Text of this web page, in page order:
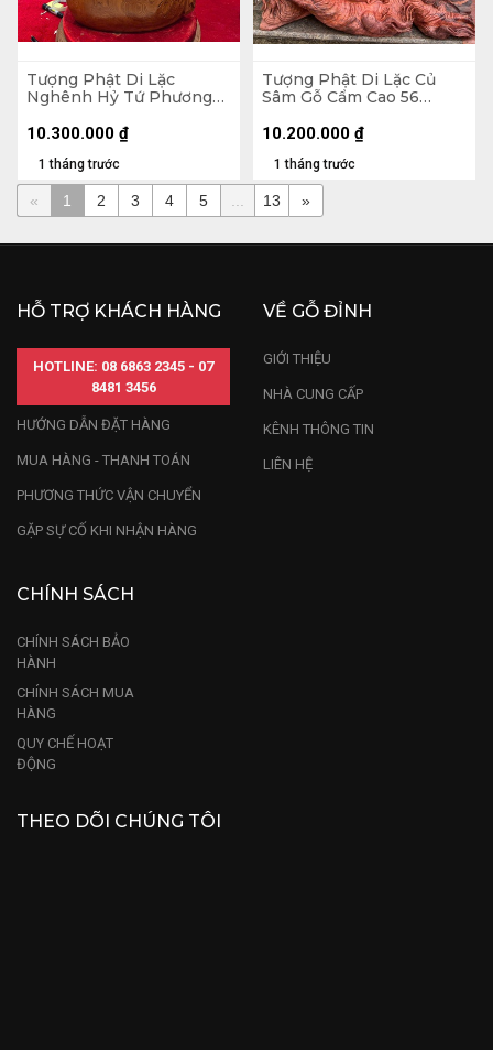
Tượng Phật Di Lặc
Nghênh Hỷ Tứ Phương
Ngang 46 Sâu 23 (cm)
1 tháng trước
10.300.000 ₫
Tượng Phật Di Lặc Củ
Sâm Gỗ Cẩm Cao 56
1 tháng trước
10.200.000 ₫
« 1 2 3 4 5 13 »
HỖ TRỢ KHÁCH HÀNG
HOTLINE: 08 6863 2345 - 07
8481 3456
HƯỚNG DẪN ĐẶT HÀNG
MUA HÀNG - THANH TOÁN
PHƯƠNG THỨC VẬN CHUYỂN
GẶP SỰ CỐ KHI NHẬN HÀNG
VỀ GỖ ĐỈNH
GIỚI THIỆU
NHÀ CUNG CẤP
KÊNH THÔNG TIN
LIÊN HỆ
CHÍNH SÁCH
CHÍNH SÁCH BẢO
HÀNH
CHÍNH SÁCH MUA
HÀNG
QUY CHẾ HOẠT
ĐỘNG
THEO DÕI CHÚNG TÔI